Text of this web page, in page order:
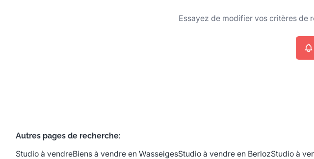
Essayez de modifier vos critères de
Autres pages de recherche:
Studio à vendreBiens à vendre en WasseigesStudio à vendre en BerlozStudio à